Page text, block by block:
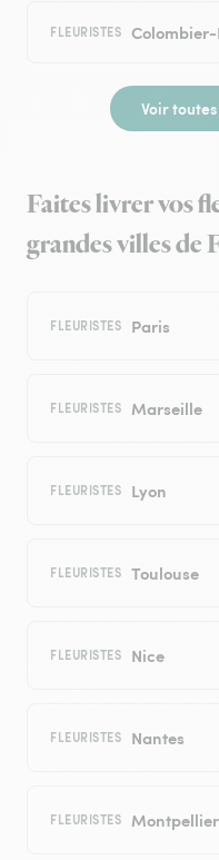
FLEURISTES
Voir
Faites livrer vos
grandes villes de
FLEURISTES Paris
FLEURISTES Marseille
FLEURISTES Lyon
FLEURISTES Toulouse
FLEURISTES Nice
FLEURISTES Nantes
FLEURISTES Montpellier